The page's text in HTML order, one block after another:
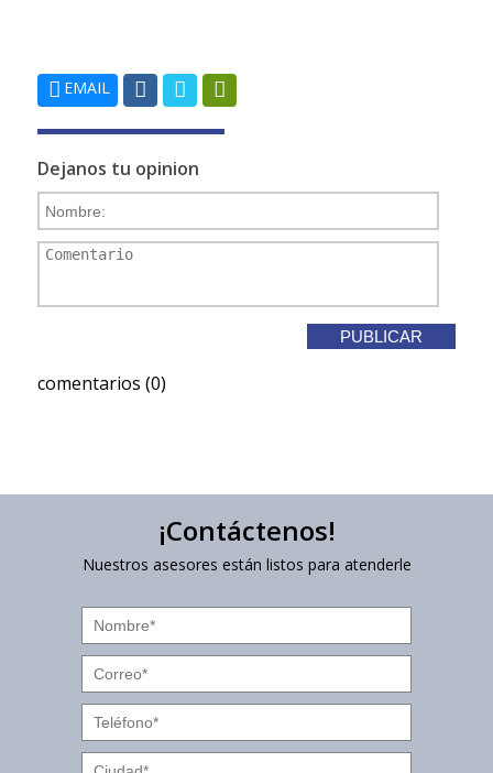
EMAIL
Dejanos tu opinion
comentarios (0)
¡Contáctenos!
Nuestros asesores están listos para atenderle